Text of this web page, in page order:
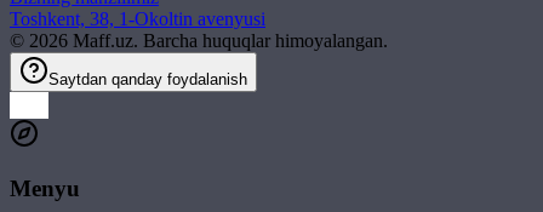
Toshkent, 38, 1-Okoltin avenyusi
© 2026 Maff.uz. Barcha huquqlar himoyalangan.
Saytdan qanday foydalanish
Menyu